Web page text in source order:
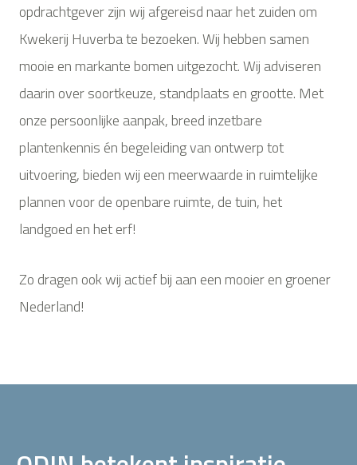
opdrachtgever zijn wij afgereisd naar het zuiden om
Kwekerij Huverba te bezoeken. Wij hebben samen
mooie en markante bomen uitgezocht. Wij adviseren
daarin over soortkeuze, standplaats en grootte. Met
onze persoonlijke aanpak, breed inzetbare
plantenkennis én begeleiding van ontwerp tot
uitvoering, bieden wij een meerwaarde in ruimtelijke
plannen voor de openbare ruimte, de tuin, het
landgoed en het erf!
Zo dragen ook wij actief bij aan een mooier en groener
Nederland!